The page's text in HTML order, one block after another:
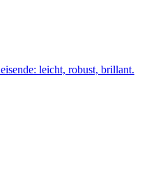
leicht, robust, brillant.